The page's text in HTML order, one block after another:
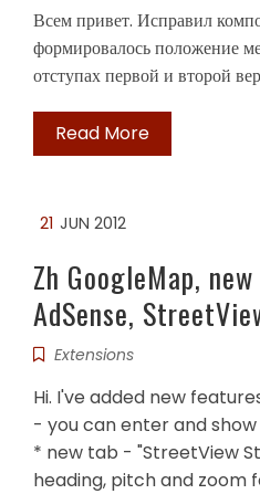
Всем привет. Исправил
формировалось положение
отступах первой и второй
Read More
21 JUN 2012
Zh GoogleMap,
AdSense,
Extensions
Hi. I've added new
- you can enter and
* new tab - "StreetView
heading, pitch and zoom